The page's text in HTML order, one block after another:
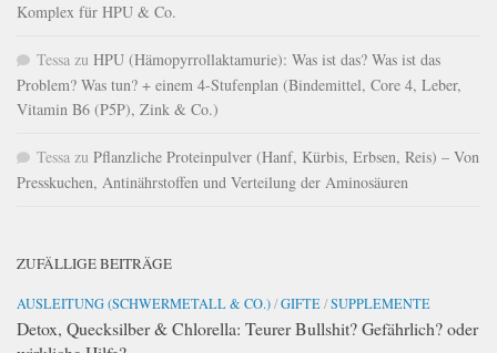
Komplex für HPU & Co.
Tessa zu HPU (Hämopyrrollaktamurie): Was ist das? Was ist das
Problem? Was tun? + einem 4-Stufenplan (Bindemittel, Core 4, Leber,
Vitamin B6 (P5P), Zink & Co.)
Tessa zu Pflanzliche Proteinpulver (Hanf, Kürbis, Erbsen, Reis) – Von
Presskuchen, Antinährstoffen und Verteilung der Aminosäuren
ZUFÄLLIGE BEITRÄGE
AUSLEITUNG (SCHWERMETALL & CO.)/GIFTE/SUPPLEMENTE
Detox, Quecksilber & Chlorella: Teurer Bullshit? Gefährlich? oder